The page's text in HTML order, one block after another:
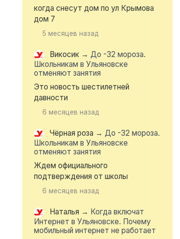
когда снесут дом по ул Крымова
дом 7
5 месяцев назад
Викосик → До -32 мороза.
Школьникам в Ульяновске
отменяют занятия
Это новость шестилетней
давности
6 месяцев назад
Чёрная роза → До -32 мороза.
Школьникам в Ульяновске
отменяют занятия
Ждем официального
подтверждения от школы
6 месяцев назад
Наталья → Когда включат
Интернет в Ульяновске. Почему
мобильный интернет не работает